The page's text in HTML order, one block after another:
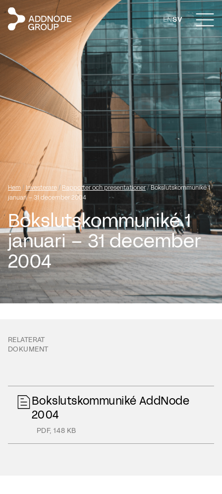
ENSV
Hem/ Investerare/ Rapporter och presentationer/Bokslutskommuniké 1
januari – 31 december 2004
Bokslutskommuniké 1
januari – 31 december
2004
RELATERAT
DOKUMENT
Bokslutskommuniké AddNode
2004
PDF,148 KB